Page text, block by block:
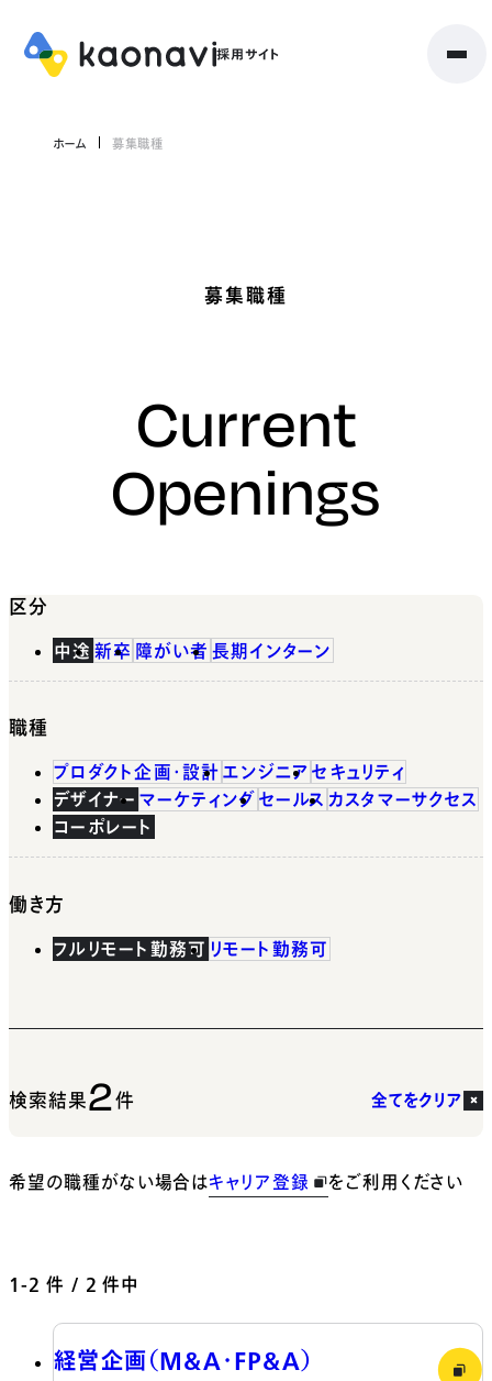
ホーム 募集職種
募集職種
Current
Openings
区分
中途 新卒 障がい者 長期インターン
職種
プロダクト企画・設計 エンジニア セキュリティ
デザイナー マーケティング セールス カスタマーサクセス
コーポレート
働き方
フルリモート勤務可 リモート勤務可
検索結果2件 全てをクリア
希望の職種がない場合はキャリア登録 をご利用ください
1-2 件 / 2 件中
経営企画（M&A・FP&A）